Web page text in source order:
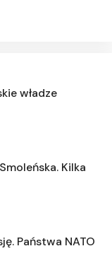
władze
Kilka
Państwa NATO